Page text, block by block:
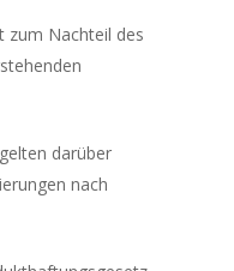
zum Nachteil des
darüber
nach